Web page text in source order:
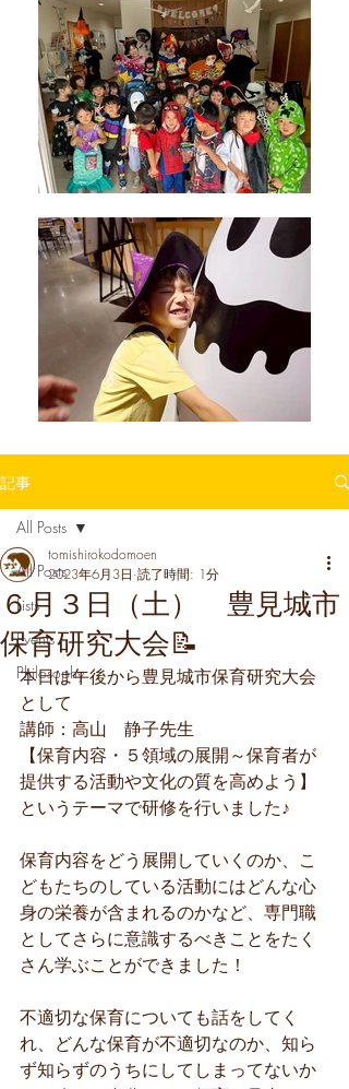
記事
All Posts
Lists
Events
Philosophy
All Posts
６月３日（土） 豊見城市
保育研究大会📝
tomishirokodomoen
2023年6月3日 読了時間: 1分
本日は午後から豊見城市保育研究大会
として
講師：高山　静子先生
【保育内容・５領域の展開～保育者が
提供する活動や文化の質を高めよう】
というテーマで研修を行いました♪
保育内容をどう展開していくのか、こ
どもたちのしている活動にはどんな心
身の栄養が含まれるのかなど、専門職
としてさらに意識するべきことをたく
さん学ぶことができました！
不適切な保育についても話をしてく
れ、どんな保育が不適切なのか、知ら
ず知らずのうちにしてしまってないか